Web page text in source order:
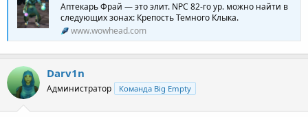
Аптекарь Фрай — это элит. NPC 82-го ур. можно найти в
следующих зонах: Крепость Темного Клыка.
www.wowhead.com
Darv1n
Администратор Команда Big Empty